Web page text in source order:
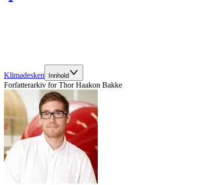
Klimadesken Innhold
Forfatterarkiv forThor Haakon Bakke